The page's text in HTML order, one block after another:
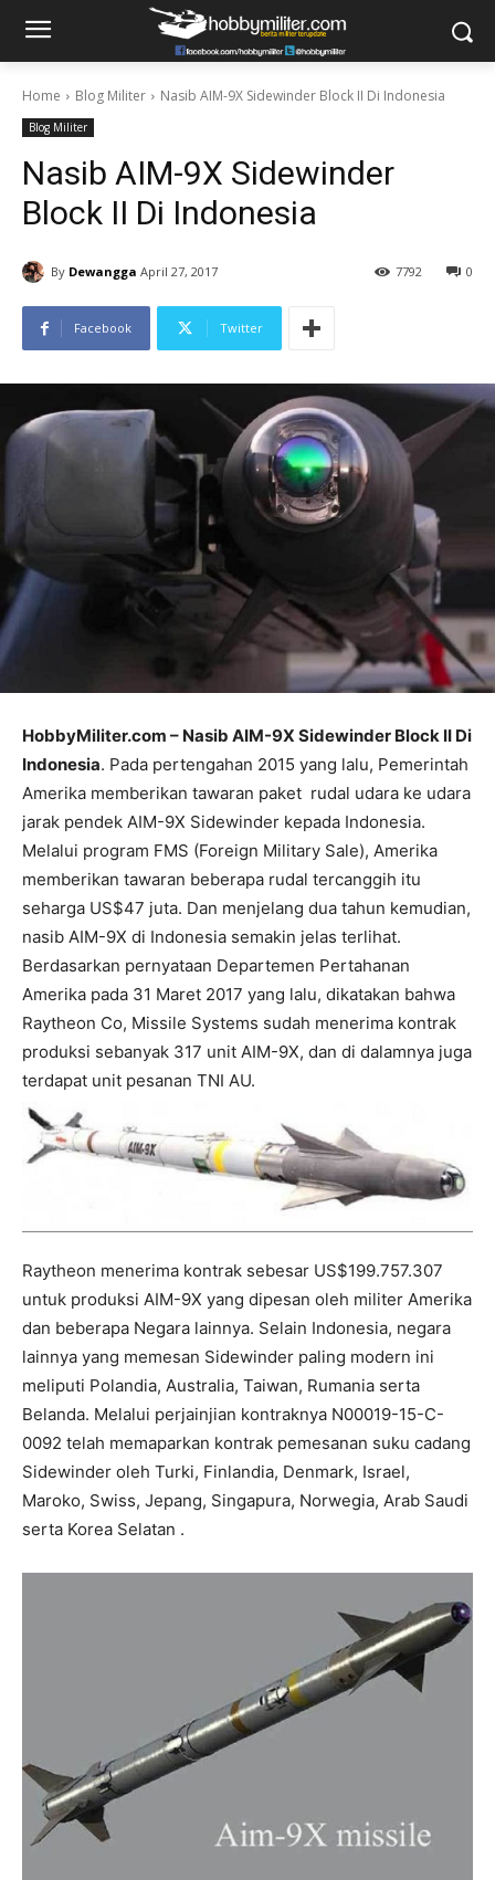
Home Blog Militer Nasib AIM-9X Sidewinder Block II Di Indonesia
Blog Militer
Nasib AIM-9X Sidewinder
Block II Di Indonesia
By Dewangga April 27, 2017 0
7792
Facebook Twitter
HobbyMiliter.com – Nasib AIM-9X Sidewinder Block II Di
Indonesia. Pada pertengahan 2015 yang lalu, Pemerintah
Amerika memberikan tawaran paket rudal udara ke udara
jarak pendek AIM-9X Sidewinder kepada Indonesia.
Melalui program FMS (Foreign Military Sale), Amerika
memberikan tawaran beberapa rudal tercanggih itu
seharga US$47 juta. Dan menjelang dua tahun kemudian,
nasib AIM-9X di Indonesia semakin jelas terlihat.
Berdasarkan pernyataan Departemen Pertahanan
Amerika pada 31 Maret 2017 yang lalu, dikatakan bahwa
Raytheon Co, Missile Systems sudah menerima kontrak
produksi sebanyak 317 unit AIM-9X, dan di dalamnya juga
terdapat unit pesanan TNI AU.
Raytheon menerima kontrak sebesar US$199.757.307
untuk produksi AIM-9X yang dipesan oleh militer Amerika
dan beberapa Negara lainnya. Selain Indonesia, negara
lainnya yang memesan Sidewinder paling modern ini
meliputi Polandia, Australia, Taiwan, Rumania serta
Belanda. Melalui perjainjian kontraknya N00019-15-C-
0092 telah memaparkan kontrak pemesanan suku cadang
Sidewinder oleh Turki, Finlandia, Denmark, Israel,
Maroko, Swiss, Jepang, Singapura, Norwegia, Arab Saudi
serta Korea Selatan .